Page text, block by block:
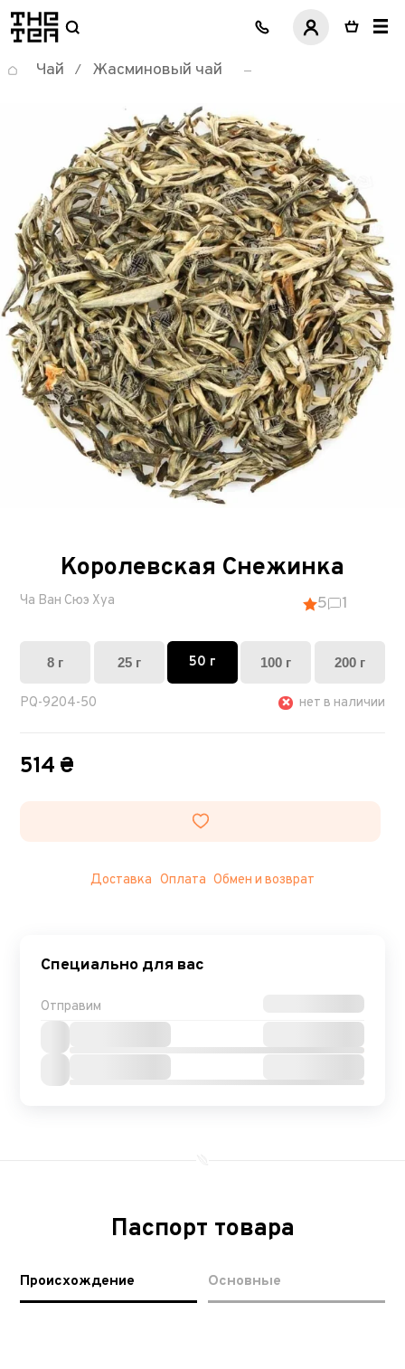
логотип
Чай / Жасминовый чай
Королевская Cнежинка
Ча Ван Сюэ Хуа 5 1
8 г 25 г 50 г 100 г 200 г
PQ-9204-50 нет в наличии
514 ₴
Доставка Оплата Обмен и возврат
Специально для вас
Отправим
Паспорт товара
Происхождение Основные